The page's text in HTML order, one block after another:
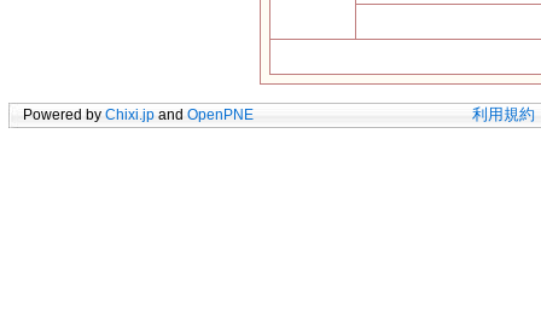
Powered by Chixi.jp and OpenPNE 利用規約